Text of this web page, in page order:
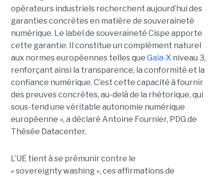
opérateurs industriels recherchent aujourd’hui des
garanties concrètes en matière de souveraineté
numérique. Le label de souveraineté Cispe apporte
cette garantie. Il constitue un complément naturel
aux normes européennes telles que Gaia-Xniveau 3,
renforçant ainsi la transparence, la conformité et la
confiance numérique. C’est cette capacité à fournir
des preuves concrètes, au-delà de la rhétorique, qui
sous-tend une véritable autonomie numérique
européenne », a déclaré Antoine Fournier, PDG de
Thésée Datacenter.
L’UE tient à se prémunir contre le
« sovereignty washing », ces affirmations de